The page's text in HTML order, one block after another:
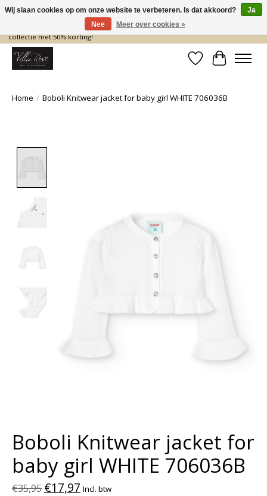
De nieuwe collectie komt eraan… en wij maken ruimte! Shop nu de zomer
collectie met 50% korting!
Verlanglijst
Home / Boboli Knitwear jacket for baby girl WHITE 706036B
Boboli Knitwear jacket for
baby girl WHITE 706036B
€35,95 €17,97 Incl. btw
Wij slaan cookies op om onze website te verbeteren. Is dat akkoord?
Ja
Nee
Meer over cookies »